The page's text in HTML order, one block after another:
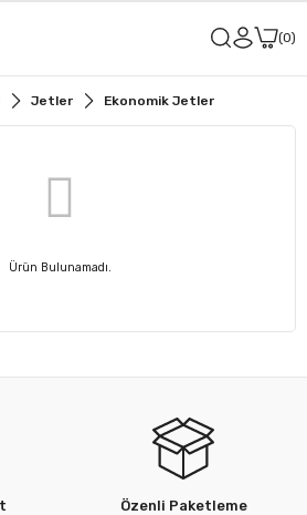
0
Jetler Ekonomik Jetler
Ürün Bulunamadı.
Özenli Paketleme